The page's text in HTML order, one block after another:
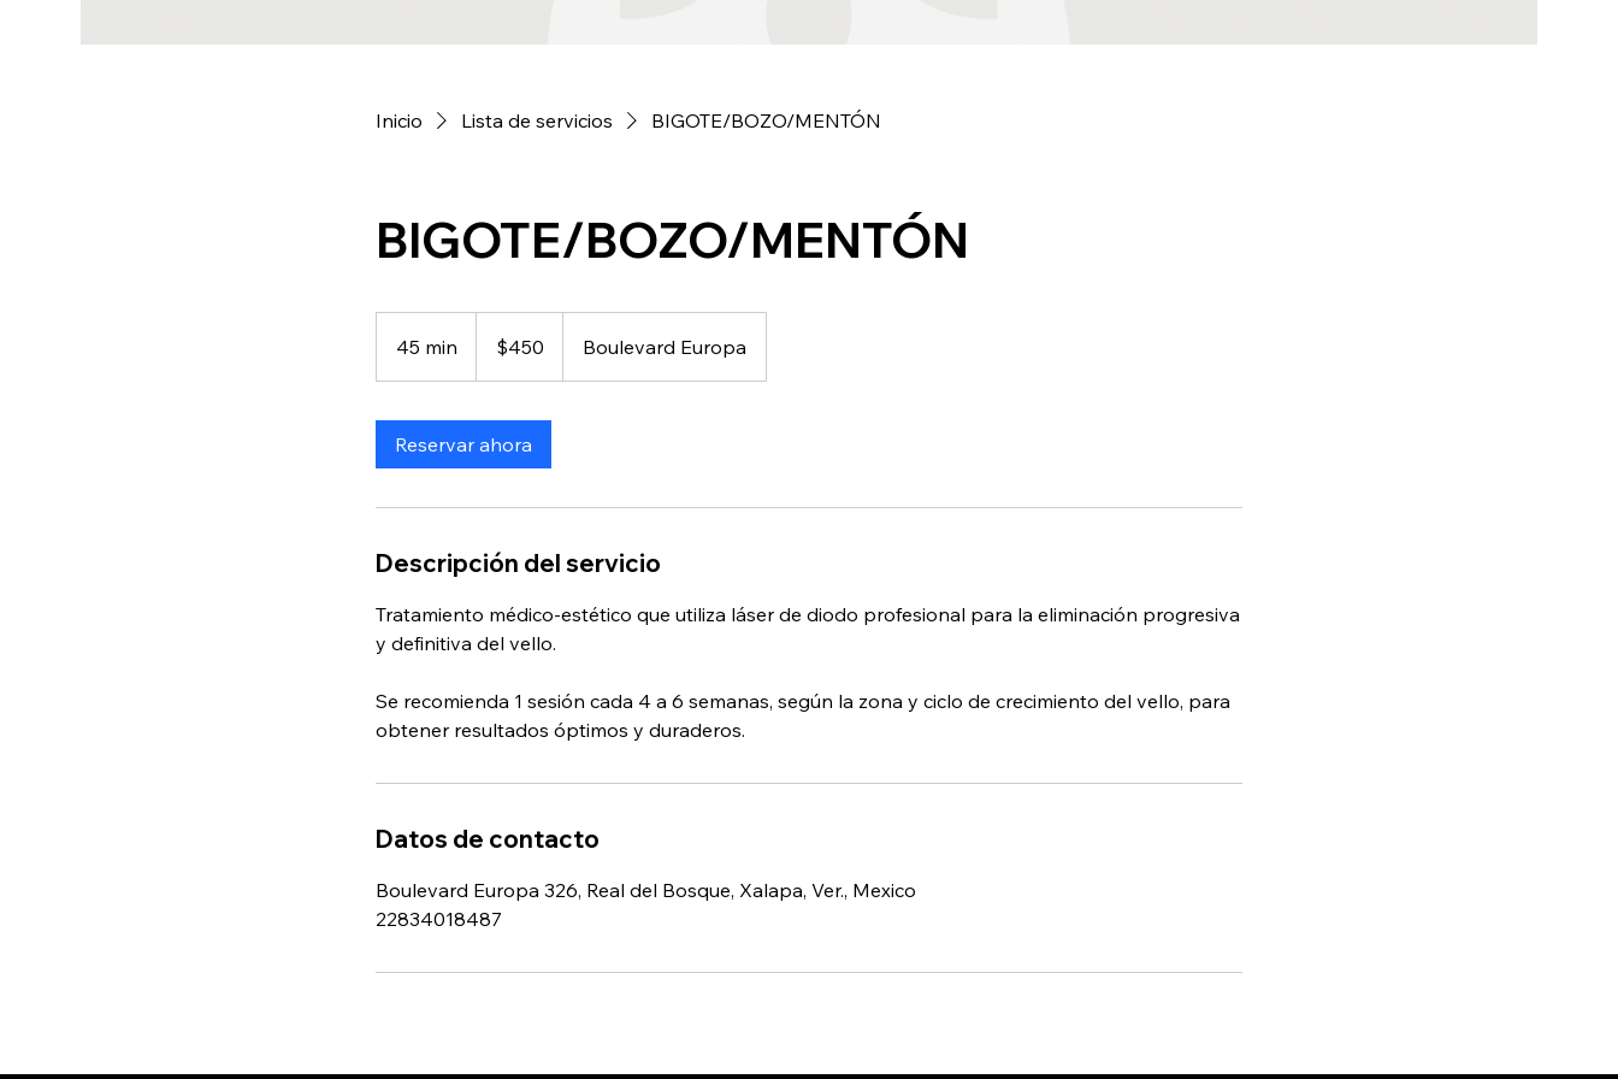
Inicio Lista de servicios BIGOTE/BOZO/MENTÓN
BIGOTE/BOZO/MENTÓN
45 min
5
mexicanos
$450 Boulevard Europa
Reservar ahora
Descripción del servicio
Tratamiento médico-estético que utiliza láser de diodo profesional para la eliminación progresiva
y definitiva del vello.
Se recomienda 1 sesión cada 4 a 6 semanas, según la zona y ciclo de crecimiento del vello, para
Datos de contacto
Boulevard Europa 326, Real del Bosque, Xalapa, Ver., Mexico
22834018487